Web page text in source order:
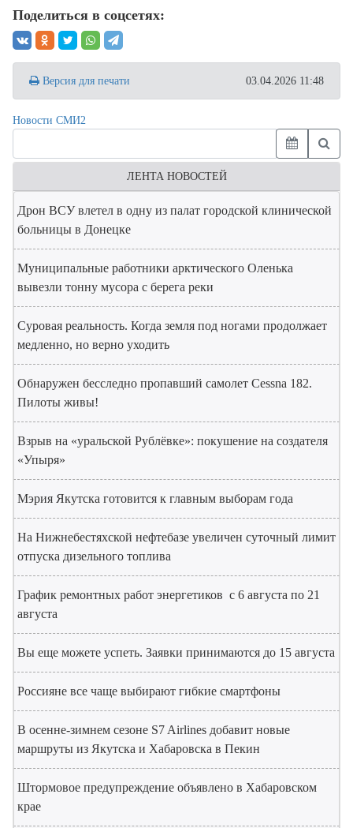
Поделиться в соцсетях:
Версия для печати 03.04.2026 11:48
Новости СМИ2
ЛЕНТА НОВОСТЕЙ
Дрон ВСУ влетел в одну из палат городской клинической
больницы в Донецке
Муниципальные работники арктического Оленька
вывезли тонну мусора с берега реки
Суровая реальность. Когда земля под ногами продолжает
медленно, но верно уходить
Обнаружен бесследно пропавший самолет Cessna 182.
Пилоты живы!
Взрыв на «уральской Рублёвке»: покушение на создателя
«Упыря»
Мэрия Якутска готовится к главным выборам года
На Нижнебестяхской нефтебазе увеличен суточный лимит
отпуска дизельного топлива
График ремонтных работ энергетиков с 6 августа по 21
августа
Вы еще можете успеть. Заявки принимаются до 15 августа
Россияне все чаще выбирают гибкие смартфоны
В осенне-зимнем сезоне S7 Airlines добавит новые
маршруты из Якутска и Хабаровска в Пекин
Штормовое предупреждение объявлено в Хабаровском
крае